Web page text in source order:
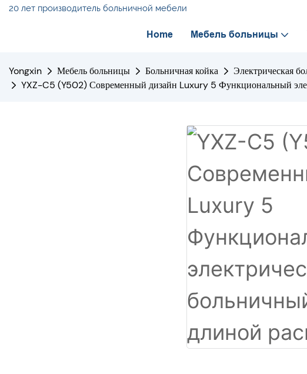
20 лет производитель больничной мебели
Home Мебель больницы
Yongxin Мебель больницы Больничная койка
Электрическая
YXZ-C5 (Y502) Современный дизайн Luxury 5 Функциональный